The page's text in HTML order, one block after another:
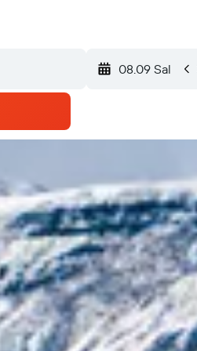
08.09 Sal